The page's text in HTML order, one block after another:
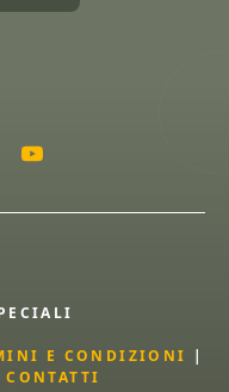
E CONDIZIONI |
CONTATTI